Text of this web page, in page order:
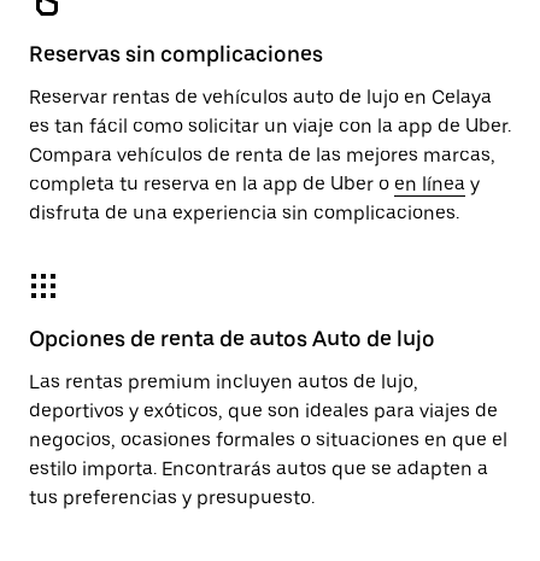
Reservas sin complicaciones
Reservar rentas de vehículos auto de lujo en Celaya
es tan fácil como solicitar un viaje con la app de Uber.
Compara vehículos de renta de las mejores marcas,
completa tu reserva en la app de Uber o en línea y
disfruta de una experiencia sin complicaciones.
Opciones de renta de autos Auto de lujo
Las rentas premium incluyen autos de lujo,
deportivos y exóticos, que son ideales para viajes de
negocios, ocasiones formales o situaciones en que el
estilo importa. Encontrarás autos que se adapten a
tus preferencias y presupuesto.